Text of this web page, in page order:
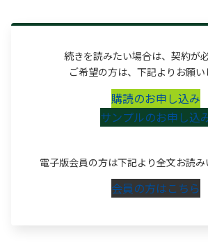
続きを読みたい場合は、契約が必
ご希望の方は、下記よりお願い
購読のお申し込み
サンプルのお申し込
電子版会員の方は下記より全文お読み
会員の方はこちら